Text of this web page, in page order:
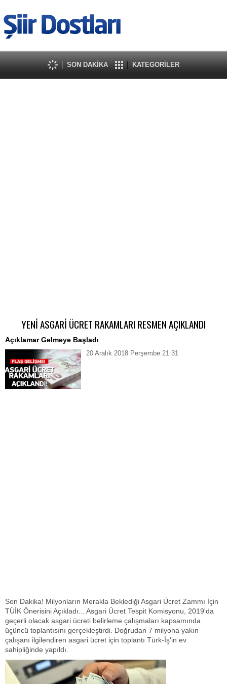
SON DAKİKA KATEGORİLER
YENİ ASGARİ ÜCRET RAKAMLARI RESMEN AÇIKLANDI
Açıklamar Gelmeye Başladı
20 Aralık 2018 Perşembe 21:31
Son Dakika! Milyonların Merakla Beklediği Asgari Ücret Zammı İçin
TÜİK Önerisini Açıkladı... Asgari Ücret Tespit Komisyonu, 2019'da
geçerli olacak asgari ücreti belirleme çalışmaları kapsamında
üçüncü toplantısını gerçekleştirdi. Doğrudan 7 milyona yakın
çalışanı ilgilendiren asgari ücret için toplantı Türk-İş'in ev
sahipliğinde yapıldı.